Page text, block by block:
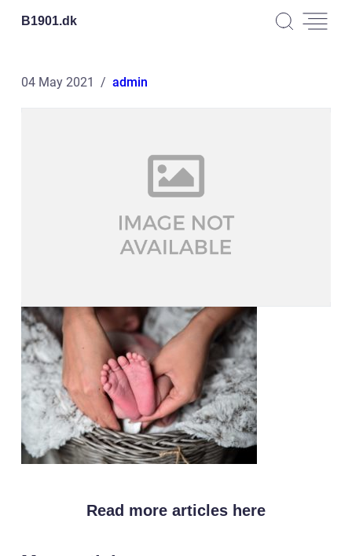
B1901.dk
04 May 2021 admin
Read more articles here